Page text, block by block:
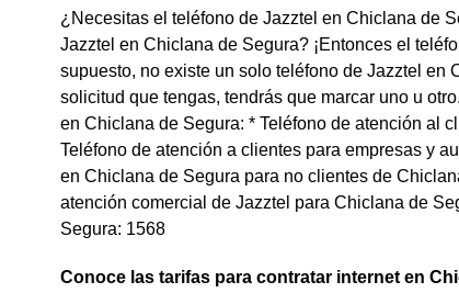
¿Necesitas el teléfono de Jazztel en Chiclana de
Jazztel en Chiclana de Segura? ¡Entonces el
supuesto, no existe un solo teléfono de Jazztel
solicitud que tengas, tendrás que marcar uno u
en Chiclana de Segura: * Teléfono de atención al
Teléfono de atención a clientes para empresas y
en Chiclana de Segura para no clientes de
atención comercial de Jazztel para Chiclana de
Segura: 1568
Conoce las tarifas para contratar internet en